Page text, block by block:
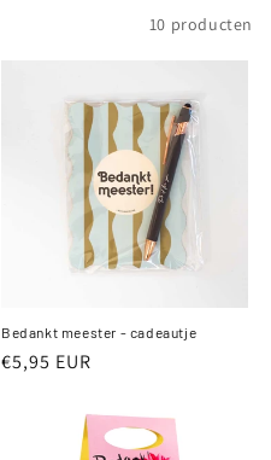
10 producten
Bedankt meester - cadeautje
Normale
€5,95 EUR